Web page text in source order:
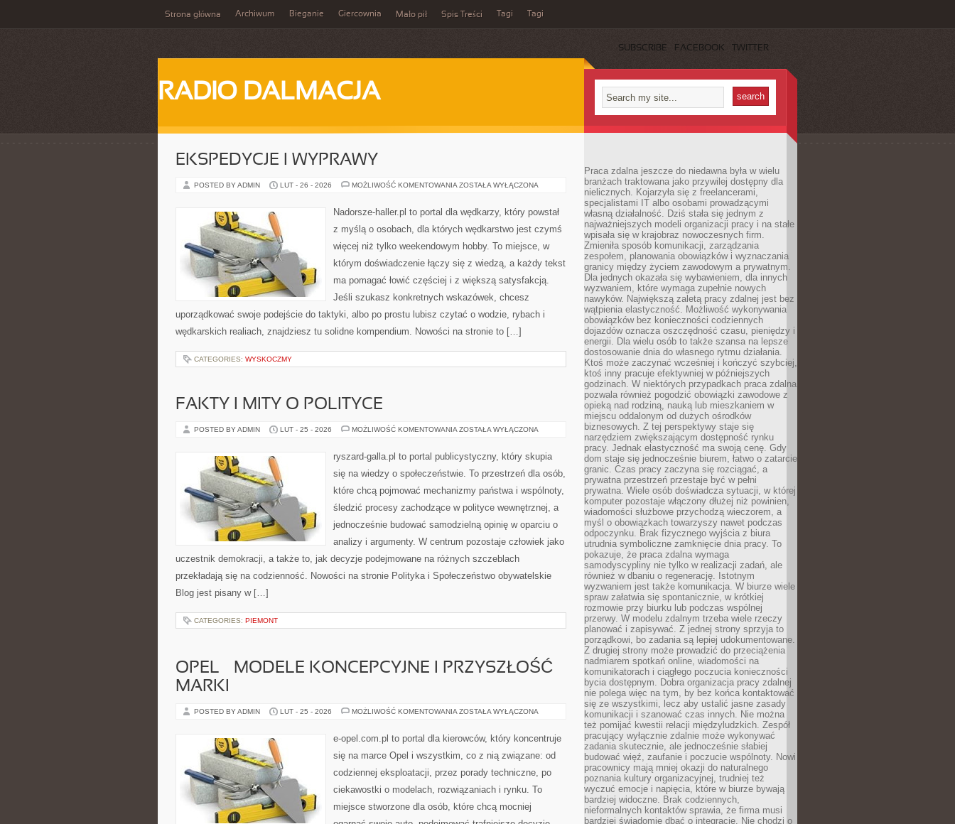
Strona główna Archiwum Bieganie Giercownia Mało pił Spis Treści Tagi Tagi
SUBSCRIBE FACEBOOK TWITTER
RADIO DALMACJA
EKSPEDYCJE I WYPRAWY
POSTED BY ADMIN LUT - 26 - 2026 MOŻLIWOŚĆ KOMENTOWANIA EKSPEDYCJE
ZOSTAŁA WYŁĄCZONA
Nadorsze-haller.pl to portal dla wędkarzy, który powstał
z myślą o osobach, dla których wędkarstwo jest czymś
więcej niż tylko weekendowym hobby. To miejsce, w
którym doświadczenie łączy się z wiedzą, a każdy tekst
ma pomagać łowić częściej i z większą satysfakcją.
Jeśli szukasz konkretnych wskazówek, chcesz
uporządkować swoje podejście do taktyki, albo po prostu lubisz czytać o wodzie, rybach i
wędkarskich realiach, znajdziesz tu solidne kompendium. Nowości na stronie to […]
CATEGORIES: WYSKOCZMY
FAKTY I MITY O POLITYCE
POSTED BY ADMIN LUT - 25 - 2026 MOŻLIWOŚĆ KOMENTOWANIA FAKTY
POLITYCE
ZOSTAŁA WYŁĄCZONA
ryszard-galla.pl to portal publicystyczny, który skupia
się na wiedzy o społeczeństwie. To przestrzeń dla osób,
które chcą pojmować mechanizmy państwa i wspólnoty,
śledzić procesy zachodzące w polityce wewnętrznej, a
jednocześnie budować samodzielną opinię w oparciu o
analizy i argumenty. W centrum pozostaje człowiek jako
uczestnik demokracji, a także to, jak decyzje podejmowane na różnych szczeblach
przekładają się na codzienność. Nowości na stronie Polityka i Społeczeństwo obywatelskie
Blog jest pisany w […]
CATEGORIES: PIEMONT
OPEL – MODELE KONCEPCYJNE I PRZYSZŁOŚĆ
MARKI
POSTED BY ADMIN LUT - 25 - 2026 MOŻLIWOŚĆ KOMENTOWANIA OPEL
KONCEPCYJNE
I
MARKI
ZOSTAŁA WYŁĄCZONA
e-opel.com.pl to portal dla kierowców, który koncentruje
się na marce Opel i wszystkim, co z nią związane: od
codziennej eksploatacji, przez porady techniczne, po
ciekawostki o modelach, rozwiązaniach i rynku. To
miejsce stworzone dla osób, które chcą mocniej
Praca zdalna jeszcze do niedawna była w wielu
branżach traktowana jako przywilej dostępny dla
nielicznych. Kojarzyła się z freelancerami,
specjalistami IT albo osobami prowadzącymi
własną działalność. Dziś stała się jednym z
najważniejszych modeli organizacji pracy i na stałe
wpisała się w krajobraz nowoczesnych firm.
Zmieniła sposób komunikacji, zarządzania
zespołem, planowania obowiązków i wyznaczania
granicy między życiem zawodowym a prywatnym.
Dla jednych okazała się wybawieniem, dla innych
wyzwaniem, które wymaga zupełnie nowych
nawyków. Największą zaletą pracy zdalnej jest bez
wątpienia elastyczność. Możliwość wykonywania
obowiązków bez konieczności codziennych
dojazdów oznacza oszczędność czasu, pieniędzy i
energii. Dla wielu osób to także szansa na lepsze
dostosowanie dnia do własnego rytmu działania.
Ktoś może zaczynać wcześniej i kończyć szybciej,
ktoś inny pracuje efektywniej w późniejszych
godzinach. W niektórych przypadkach praca zdalna
pozwala również pogodzić obowiązki zawodowe z
opieką nad rodziną, nauką lub mieszkaniem w
miejscu oddalonym od dużych ośrodków
biznesowych. Z tej perspektywy staje się
narzędziem zwiększającym dostępność rynku
pracy. Jednak elastyczność ma swoją cenę. Gdy
dom staje się jednocześnie biurem, łatwo o zatarcie
granic. Czas pracy zaczyna się rozciągać, a
prywatna przestrzeń przestaje być w pełni
prywatna. Wiele osób doświadcza sytuacji, w której
komputer pozostaje włączony dłużej niż powinien,
wiadomości służbowe przychodzą wieczorem, a
myśl o obowiązkach towarzyszy nawet podczas
odpoczynku. Brak fizycznego wyjścia z biura
utrudnia symboliczne zamknięcie dnia pracy. To
pokazuje, że praca zdalna wymaga
samodyscypliny nie tylko w realizacji zadań, ale
również w dbaniu o regenerację. Istotnym
wyzwaniem jest także komunikacja. W biurze wiele
spraw załatwia się spontanicznie, w krótkiej
rozmowie przy biurku lub podczas wspólnej
przerwy. W modelu zdalnym trzeba wiele rzeczy
planować i zapisywać. Z jednej strony sprzyja to
porządkowi, bo zadania są lepiej udokumentowane.
Z drugiej strony może prowadzić do przeciążenia
nadmiarem spotkań online, wiadomości na
komunikatorach i ciągłego poczucia konieczności
bycia dostępnym. Dobra organizacja pracy zdalnej
nie polega więc na tym, by bez końca kontaktować
się ze wszystkimi, lecz aby ustalić jasne zasady
komunikacji i szanować czas innych. Nie można
też pomijać kwestii relacji międzyludzkich. Zespół
pracujący wyłącznie zdalnie może wykonywać
zadania skutecznie, ale jednocześnie słabiej
budować więź, zaufanie i poczucie wspólnoty. Nowi
pracownicy mają mniej okazji do naturalnego
poznania kultury organizacyjnej, trudniej też
wyczuć emocje i napięcia, które w biurze bywają
bardziej widoczne. Brak codziennych,
nieformalnych kontaktów sprawia, że firma musi
bardziej świadomie dbać o integrację. Nie chodzi o